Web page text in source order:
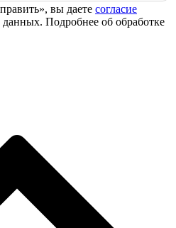
вы даете согласие
Подробнее об обработке